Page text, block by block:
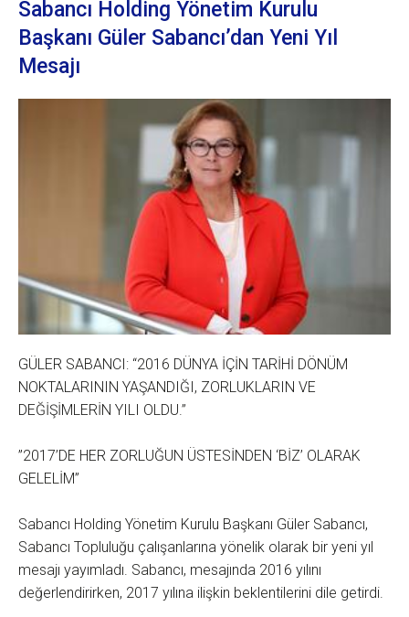
Sabancı Holding Yönetim Kurulu
Başkanı Güler Sabancı’dan Yeni Yıl
Mesajı
GÜLER SABANCI: “2016 DÜNYA İÇİN TARİHİ DÖNÜM
NOKTALARININ YAŞANDIĞI, ZORLUKLARIN VE
DEĞİŞİMLERİN YILI OLDU.”
”2017’DE HER ZORLUĞUN ÜSTESİNDEN ‘BİZ’ OLARAK
GELELİM”
Sabancı Holding Yönetim Kurulu Başkanı Güler Sabancı,
Sabancı Topluluğu çalışanlarına yönelik olarak bir yeni yıl
mesajı yayımladı. Sabancı, mesajında 2016 yılını
değerlendirirken, 2017 yılına ilişkin beklentilerini dile getirdi.